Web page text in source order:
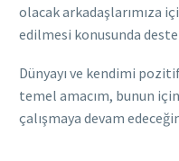
olacak arkadaşlarımıza
edilmesi konusunda
Dünyayı ve kendimi
temel amacım, bunun
çalışmaya devam